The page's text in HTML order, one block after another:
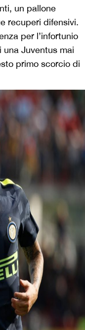
un pallone
recuperi difensivi.
per l’infortunio
Juventus mai
primo scorcio di